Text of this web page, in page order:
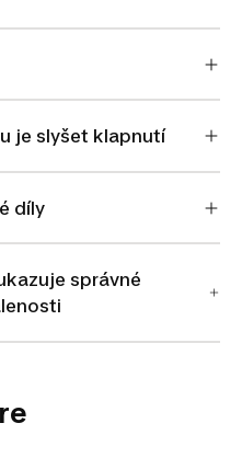
je slyšet klapnutí
díly
správné